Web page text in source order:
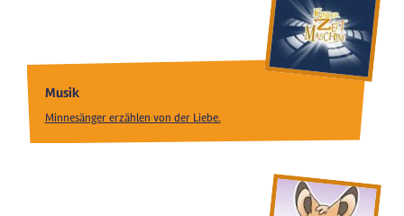
Musik
Minnesänger erzählen von der Liebe.